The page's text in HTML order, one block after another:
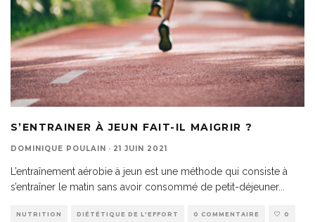
S’ENTRAINER À JEUN FAIT-IL MAIGRIR ?
DOMINIQUE POULAIN · 21 JUIN 2021
L’entraînement aérobie à jeun est une méthode qui consiste à
s’entraîner le matin sans avoir consommé de petit-déjeuner...
NUTRITION DIÉTÉTIQUE DE L'EFFORT 0 COMMENTAIRE 0